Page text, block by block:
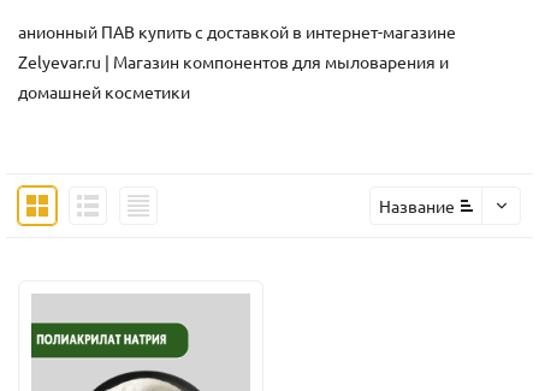
анионный ПАВ купить с доставкой в интернет-магазине
Zelyevar.ru | Магазин компонентов для мыловарения и
домашней косметики
Название